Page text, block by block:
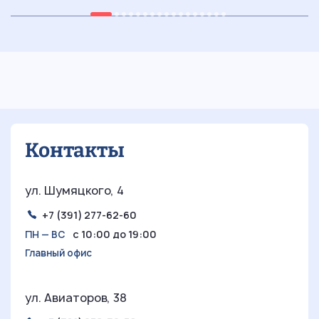
Контакты
ул. Шумяцкого, 4
+7 (391) 277-62-60
ПН — ВС с 10:00 до 19:00
Главный офис
ул. Авиаторов, 38